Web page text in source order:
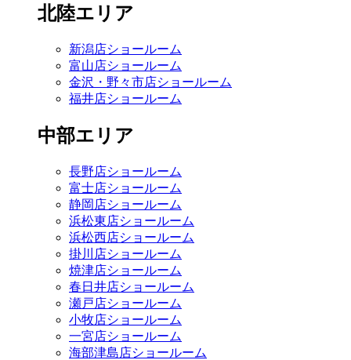
北陸エリア
新潟店ショールーム
富山店ショールーム
金沢・野々市店ショールーム
福井店ショールーム
中部エリア
長野店ショールーム
富士店ショールーム
静岡店ショールーム
浜松東店ショールーム
浜松西店ショールーム
掛川店ショールーム
焼津店ショールーム
春日井店ショールーム
瀬戸店ショールーム
小牧店ショールーム
一宮店ショールーム
海部津島店ショールーム